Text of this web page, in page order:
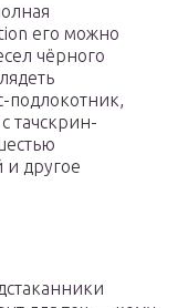
его можно
чёрного
подлокотник,
тачскрин-
и другое